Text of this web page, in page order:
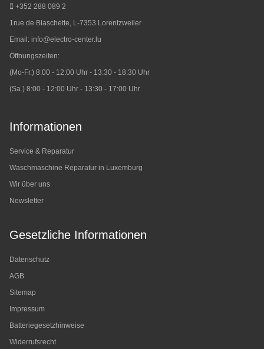
+352 288 089 2
1rue de Blaschette, L-7353 Lorentzweiler
Email: info@electro-center.lu
Öffnungszeiten:
(Mo-Fr.) 8:00 - 12:00 Uhr - 13:30 - 18:30 Uhr
(Sa.) 8:00 - 12:00 Uhr - 13:30 - 17:00 Uhr
Informationen
Service & Reparatur
Waschmaschine Reparatur in Luxemburg
Wir über uns
Newsletter
Gesetzliche Informationen
Datenschutz
AGB
Sitemap
Impressum
Batteriegesetzhinweise
Widerrufsrecht